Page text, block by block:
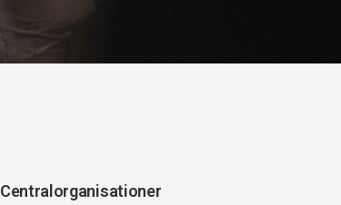
Centralorganisationer